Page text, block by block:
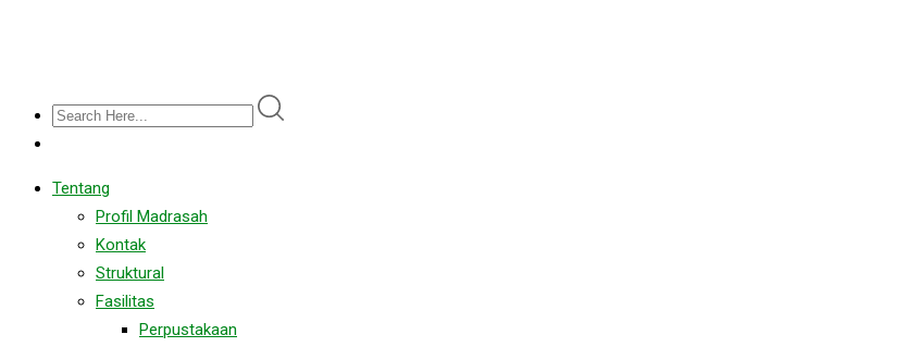
Tentang
Profil Madrasah
Kontak
Struktural
Fasilitas
Perpustakaan